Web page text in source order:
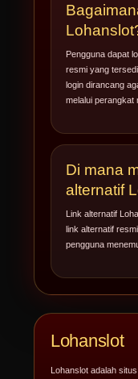
Pengguna dapat
resmi yang
login dirancang
melalui perangkat
Di mana
alternatif
Link alternatif
link alternatif
pengguna
Lohanslot
Lohanslot adalah